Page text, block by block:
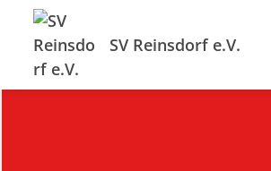
SV Reinsdorf e.V.